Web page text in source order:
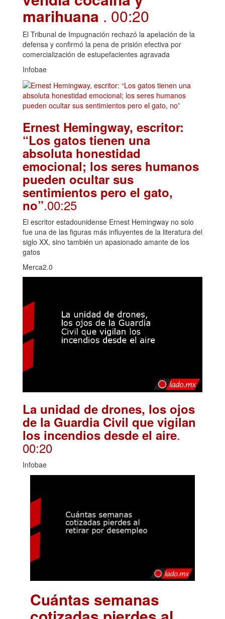
marihuana . 00:20
El Tribunal de Impugnación rechazó la apelación de la
defensa y confirmó la pena de prisión efectiva por
comercialización de estupefacientes agravada
Infobae
Ernest Hemingway, escritor:
“Los gatos tienen una
absoluta honestidad
emocional; los seres humanos
pueden ocultar sus
sentimientos pero el gato,
no”.00:25
El escritor estadounidense Ernest Hemingway no solo
fue una de las figuras más influyentes de la literatura del
siglo XX, sino también un apasionado amante de los
gatos
Merca2.0
La unidad de drones, los ojos
de la Guardia Civil que vigilan
los incendios desde el aire.
00:20
Infobae
Cuántas semanas